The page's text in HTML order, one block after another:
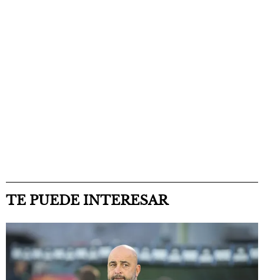
TE PUEDE INTERESAR